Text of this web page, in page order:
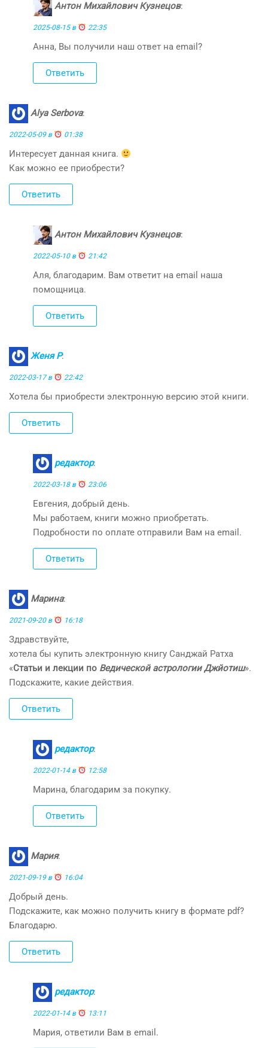
Антон Михайлович Кузнецов:
2025-08-15 в 22:35
Анна, Вы получили наш ответ на email?
Ответить
Alya Serbova:
2022-05-09 в 01:38
Интересует данная книга.
Как можно ее приобрести?
Ответить
Антон Михайлович Кузнецов:
2022-05-10 в 21:42
Аля, благодарим. Вам ответит на email наша
помощница.
Ответить
Женя Р:
2022-03-17 в 22:42
Хотела бы приобрести электронную версию этой книги.
Ответить
редактор:
2022-03-18 в 23:06
Евгения, добрый день.
Мы работаем, книги можно приобретать.
Подробности по оплате отправили Вам на email.
Ответить
Марина:
2021-09-20 в 16:18
Здравствуйте,
хотела бы купить электронную книгу Санджай Ратха
«Статьи и лекции по Ведической астрологии Джйотиш».
Подскажите, какие действия.
Ответить
редактор:
2022-01-14 в 12:58
Марина, благодарим за покупку.
Ответить
Мария:
2021-09-19 в 16:04
Добрый день.
Подскажите, как можно получить книгу в формате pdf?
Благодарю.
Ответить
редактор:
2022-01-14 в 13:11
Мария, ответили Вам в email.